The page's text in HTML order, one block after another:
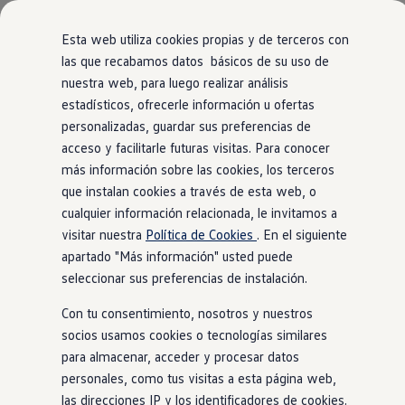
Esta web utiliza cookies propias y de terceros con
las que recabamos datos básicos de su uso de
nuestra web, para luego realizar análisis
estadísticos, ofrecerle información u ofertas
personalizadas, guardar sus preferencias de
acceso y facilitarle futuras visitas. Para conocer
más información sobre las cookies, los terceros
que instalan cookies a través de esta web, o
cualquier información relacionada, le invitamos a
visitar nuestra Política de Cookies . En el siguiente
apartado "Más información" usted puede
seleccionar sus preferencias de instalación.
Con tu consentimiento, nosotros y nuestros
socios usamos cookies o tecnologías similares
para almacenar, acceder y procesar datos
personales, como tus visitas a esta página web,
las direcciones IP y los identificadores de cookies.
Ir
directamente
al contenido
Ir
directamente
al pie de
página
Nuevo ID. Polo: El eléctrico para todos
Nuevo ID. Cross 100% eléctrico
Modelos 7 plazas
Descubre el nuevo Golf GTI 50 Aniversario
Gama Deportiva
Gama SUV de Volkswagen
Ofertas y promociones
Precios Especiales
Renueva tu Volkswagen
Trae un amigo a Volkswagen Canarias
Financiación Volkswagen
Volkswagen Flex & Serenity
Renting
Vehículos de ocasión
Concursos Volkswagen
Clientes
Buscador de Concesionarios
Atención al cliente
Accesorios
Guía de mantenimiento
Información Útil
Viajar en coche
Página de inicio
Aviso Legal
1. OBJETO
Las presentes condiciones legales son establecidas
por DOMINGO ALONSO, S.L.U. en adelante VW
CANARIAS, con el fin de facilitar la información legal